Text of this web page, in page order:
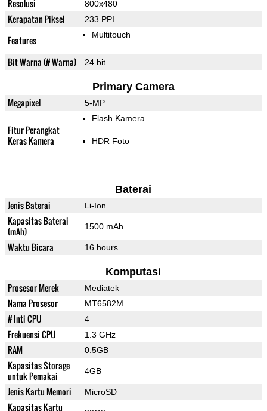
Resolusi 800x480
Kerapatan Piksel 233 PPI
Features Multitouch
Bit Warna (# Warna) 24 bit
Primary Camera
Megapixel 5-MP
Fitur Perangkat
Keras Kamera
Flash Kamera
HDR Foto
Baterai
Jenis Baterai Li-Ion
Kapasitas Baterai
(mAh)
1500 mAh
Waktu Bicara 16 hours
Komputasi
Prosesor Merek Mediatek
Nama Prosesor MT6582M
# Inti CPU 4
Frekuensi CPU 1.3 GHz
RAM 0.5GB
Kapasitas Storage
untuk Pemakai
4GB
Jenis Kartu Memori MicroSD
Kapasitas Kartu